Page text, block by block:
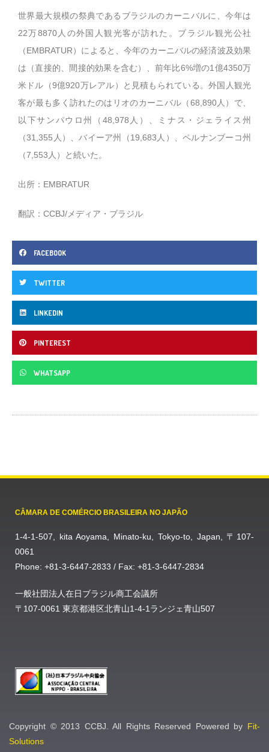
世界最大規模の祭典であるブラジルのカーニバルに、今年は
22万8870人の外国人観光客が訪れた。ブラジル観光公社
（EMBRATUR）によると、今年のカーニバルの経済波及効果
は（直接的、間接的効果を含む）、前年比6%増の1億4350万
米ドル（9億920万レアル）と見積もられている。外国人観光
客が最も多く訪れたのはリオのカーニバル（68,890人）で、
以下サンパウロ州（48,978人）、ミナス・ジェライス州
（31,355人）、バイーア州（19,683人）、ペルナンブーコ州
（7,553人）と続いた。
出所：EMBRATUR
翻訳：CCBJ/メディア・ブラジル
FACEBOOK
TWITTER
LINKEDIN
PINTEREST
WHATSAPP
CÂMARA DE COMÉRCIO BRASILEIRA NO JAPÃO
1-4-1-507, kita Aoyama, Minato-ku, Tokyo-to, Japan, 〒107-
0061
Phone: +81-3-6447-2833 / Fax: +81-3-6447-2834
一般社団法人在日ブラジル商工会議所
〒107-0061 東京都港区北青山1-4-1ランジェ青山507
Copyright © 2013 CCBJ. All Rights Reserved Powered by Fit-
Solutions